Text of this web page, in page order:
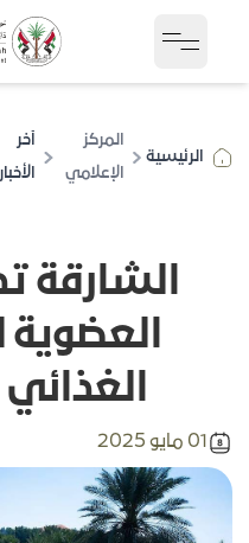
Open sidebar
الرئيسية
المركز
الإعلامي
آخر
الأخبار
الشارقة
العضوية
01 مايو 2025